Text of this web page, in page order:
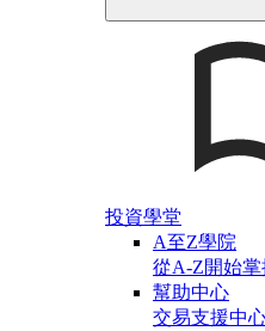
投資學堂
A至Z學院
從A-Z開始掌
幫助中心
交易支援中